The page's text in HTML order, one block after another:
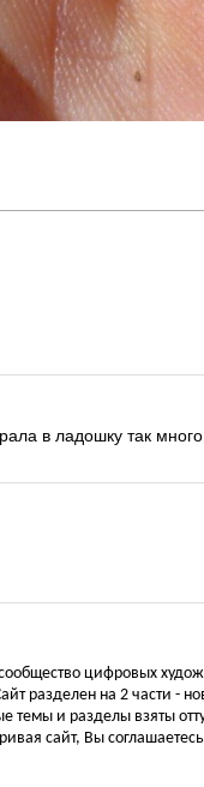
в ладошку так
цифровых
разделен на 2 части -
темы и разделы взяты
сайт, Вы